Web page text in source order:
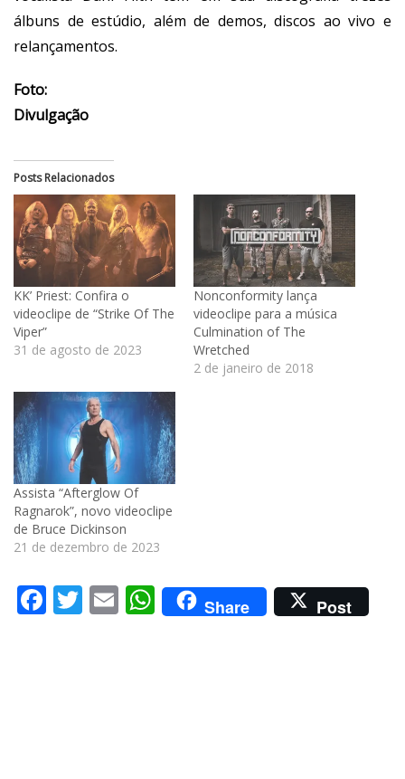
álbuns de estúdio, além de demos, discos ao vivo e
relançamentos.
Foto:
Divulgação
Posts Relacionados
KK’ Priest: Confira o
videoclipe de “Strike Of The
Viper”
31 de agosto de 2023
Nonconformity lança
videoclipe para a música
Culmination of The
Wretched
2 de janeiro de 2018
Assista “Afterglow Of
Ragnarok”, novo videoclipe
de Bruce Dickinson
21 de dezembro de 2023
Facebook
Twitter
EmailWhatsApp
Share Post